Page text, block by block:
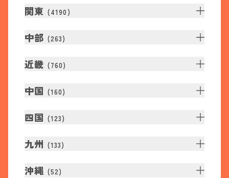
関東 (4190 )
中部 (263)
近畿 (760)
中国 (160)
四国 (123)
九州 (133)
沖縄 (52)